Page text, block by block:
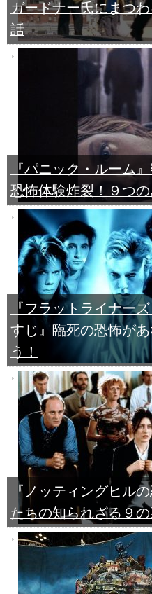
ガードナー氏にまつ
話
『パニック・ルーム
恐怖体験炸裂！９つ
『フラットライナー
すじ』臨死の恐怖が
う！
『ノッティングヒル
たちの知られざる９